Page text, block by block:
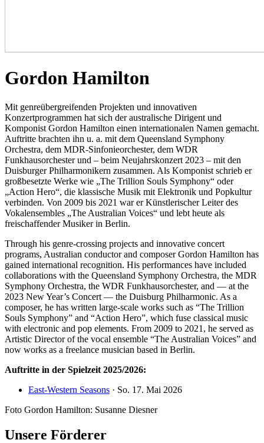
Gordon Hamilton
Mit genreübergreifenden Projekten und innovativen
Konzertprogrammen hat sich der australische Dirigent und
Komponist Gordon Hamilton einen internationalen Namen gemacht.
Auftritte brachten ihn u. a. mit dem Queensland Symphony
Orchestra, dem MDR-Sinfonieorchester, dem WDR
Funkhausorchester und – beim Neujahrskonzert 2023 – mit den
Duisburger Philharmonikern zusammen. Als Komponist schrieb er
großbesetzte Werke wie „The Trillion Souls Symphony“ oder
„Action Hero“, die klassische Musik mit Elektronik und Popkultur
verbinden. Von 2009 bis 2021 war er Künstlerischer Leiter des
Vokalensembles „The Australian Voices“ und lebt heute als
freischaffender Musiker in Berlin.
Through his genre-crossing projects and innovative concert
programs, Australian conductor and composer Gordon Hamilton has
gained international recognition. His performances have included
collaborations with the Queensland Symphony Orchestra, the MDR
Symphony Orchestra, the WDR Funkhausorchester, and — at the
2023 New Year’s Concert — the Duisburg Philharmonic. As a
composer, he has written large-scale works such as “The Trillion
Souls Symphony” and “Action Hero”, which fuse classical music
with electronic and pop elements. From 2009 to 2021, he served as
Artistic Director of the vocal ensemble “The Australian Voices” and
now works as a freelance musician based in Berlin.
Auftritte in der Spielzeit 2025/2026:
East-Western Seasons · So. 17. Mai 2026
Foto Gordon Hamilton: Susanne Diesner
Unsere Förderer